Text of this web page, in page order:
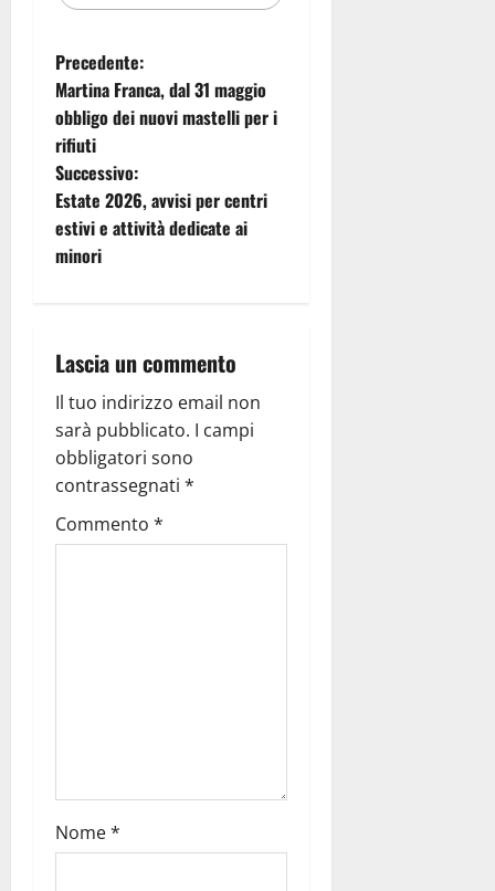
Precedente:
Martina Franca, dal 31 maggio
obbligo dei nuovi mastelli per i
rifiuti
Successivo:
Estate 2026, avvisi per centri
estivi e attività dedicate ai
minori
Lascia un commento
Il tuo indirizzo email non
sarà pubblicato. I campi
obbligatori sono
contrassegnati *
Commento *
Nome*